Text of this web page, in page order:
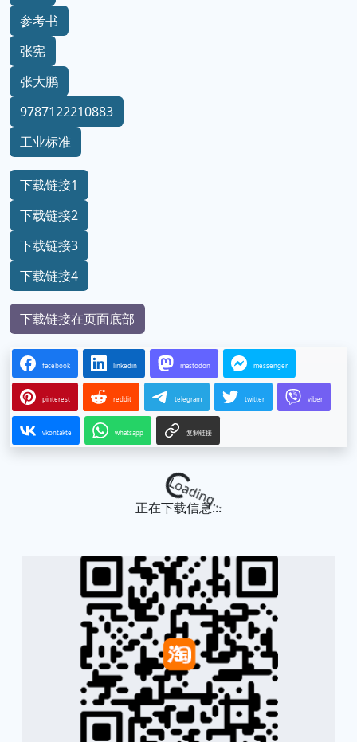
参考书
张宪
张大鹏
9787122210883
工业标准
下载链接1
下载链接2
下载链接3
下载链接4
下载链接在页面底部
facebook linkedin mastodon messenger
pinterest reddit telegram twitter viber
vkontakte whatsapp 复制链接
Loading...
正在下载信息...